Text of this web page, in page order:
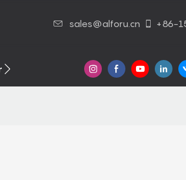
sales@alforu.cn +86-
Contato Conosco